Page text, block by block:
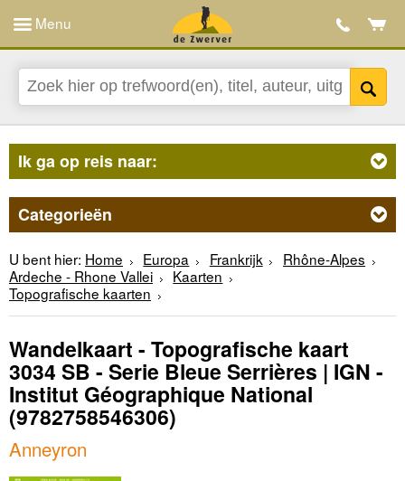
Menu
Ik ga op reis naar:
Categorieën
U bent hier: Home Europa Frankrijk
Rhône-Alpes
Ardeche - Rhone Vallei
Kaarten
Topografische kaarten
Wandelkaart - Topografische kaart
3034 SB - Serie Bleue Serrières | IGN -
Institut Géographique National
(9782758546306)
Anneyron